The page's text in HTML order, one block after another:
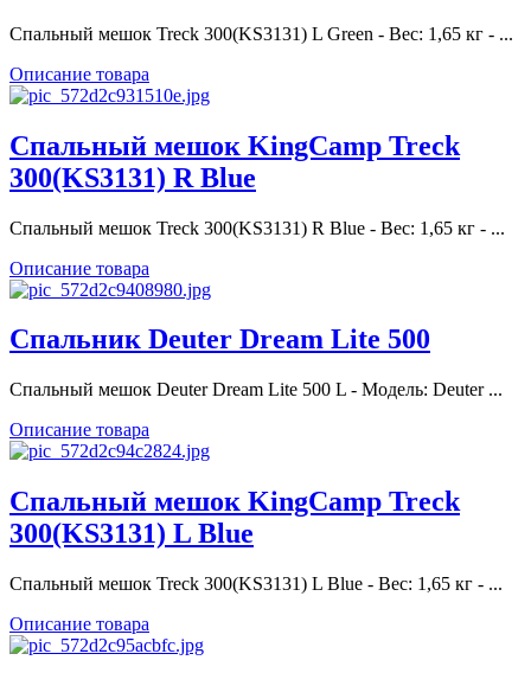
Спальный мешок Treck 300(KS3131) L Green - Вес: 1,65 кг - ...
Описание товара
Спальный мешок KingCamp Treck
300(KS3131) R Blue
Спальный мешок Treck 300(KS3131) R Blue - Вес: 1,65 кг - ...
Описание товара
Спальник Deuter Dream Lite 500
Спальный мешок Deuter Dream Lite 500 L - Модель: Deuter ...
Описание товара
Спальный мешок KingCamp Treck
300(KS3131) L Blue
Спальный мешок Treck 300(KS3131) L Blue - Вес: 1,65 кг - ...
Описание товара